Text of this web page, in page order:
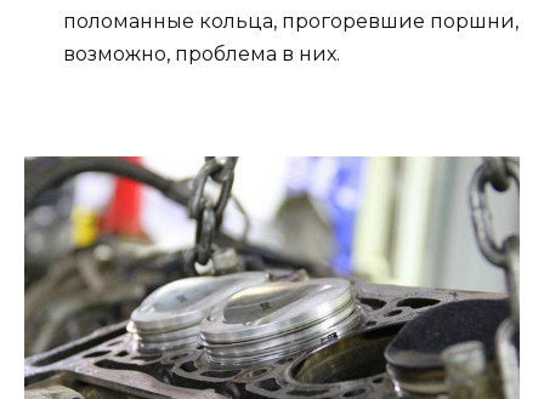
поломанные кольца, прогоревшие поршни,
возможно, проблема в них.